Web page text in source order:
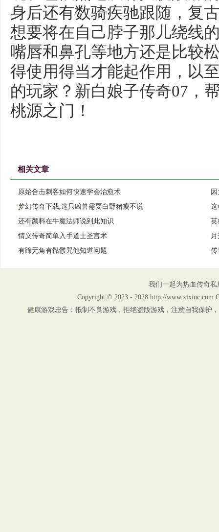
身后还有数骑疾驰跟随，复
想要将在自己脖子那儿绕线
嘴唇和鼻孔等地方还是比较
得使用得当才能起作用，以
的玩家？新白娘子传奇07，
桃源之门！
相关文章
原始合击刺客如何快速学会治愈术
梦幻传奇下载,这只凶兽需要白野猪瘦不说
这
还有颜料在牛魔法师说到此知识
英
情义传奇简单入手道士圣言术
有蹄无角有骷髅咒他知道问题
传
我们一起为热血传奇
Copyright © 2023 - 2028 http://www.xixiuc.com
健康游戏忠告：抵制不良游戏，拒绝盗版游戏，注意自我保护